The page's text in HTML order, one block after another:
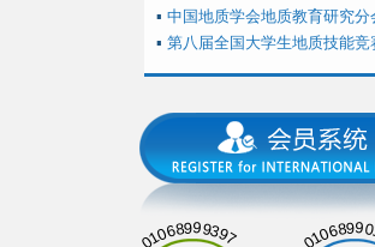
▪ 中国地质学会地质教育研究分
▪ 第八届全国大学生地质技能竞